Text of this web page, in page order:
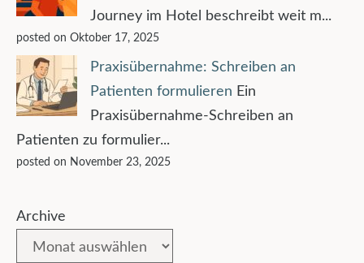
Journey im Hotel beschreibt weit m...
posted on Oktober 17, 2025
Praxisübernahme: Schreiben an
Patienten formulieren Ein
Praxisübernahme-Schreiben an
Patienten zu formulier...
posted on November 23, 2025
Archive